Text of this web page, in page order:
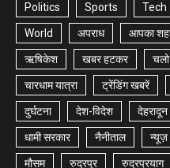
Politics Sports Tech
World अपराध आपका
ऋषिकेश खबर हटकर
चारधाम यात्रा ट्रेंडिंग खबरें
दुर्घटना देश-विदेश देहरादून
धामी सरकार नैनीताल न्यूज़
मौसम रुद्रपुर रुद्रप्रयाग